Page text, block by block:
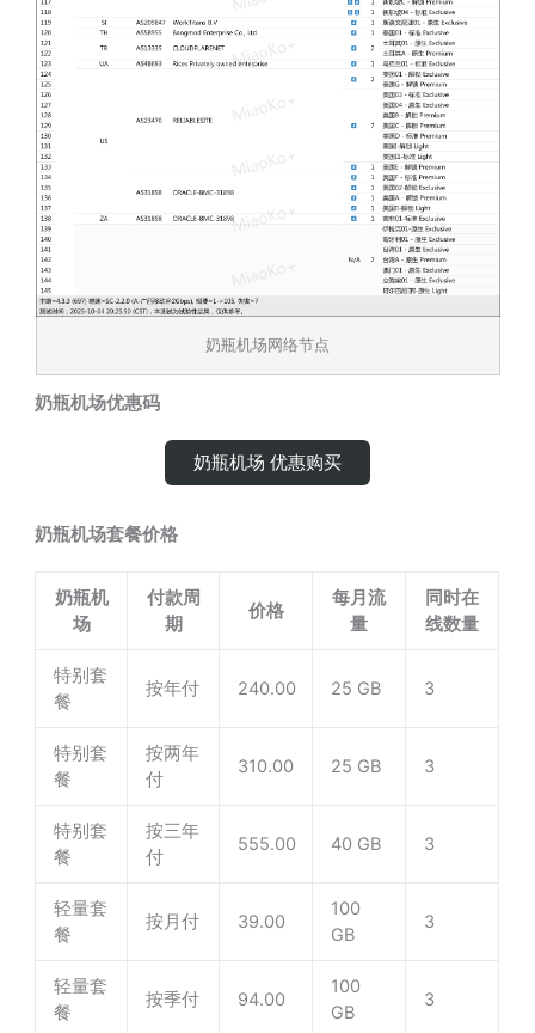
奶瓶机场网络节点
奶瓶机场优惠码
奶瓶机场 优惠购买
奶瓶机场套餐价格
奶瓶机
场
付款周
期
价格
每月流
量
同时在
线数量
特别套
餐
按年付 240.00 25 GB 3
特别套
餐
按两年
付
310.00 25 GB 3
特别套
餐
按三年
付
555.00 40 GB 3
轻量套
餐
按月付 39.00
100
GB
3
轻量套
餐
按季付 94.00
100
GB
3